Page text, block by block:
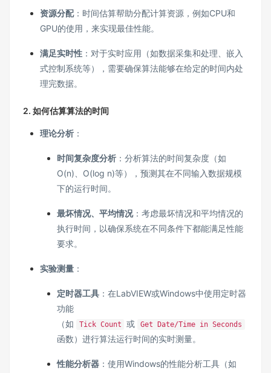
资源分配：时间估算帮助分配计算资源，例如CPU和
GPU的使用，来实现最佳性能。
满足实时性 ：对于实时应用（如数据采集和处理、嵌入
式控制系统等），需要确保算法能够在给定的时间内处
理完数据。
2. 如何估算算法的时间
理论分析 ：
时间复杂度分析 ：分析算法的时间复杂度（如
O(n)、O(log n)等），预测其在不同输入数据规模
下的运行时间。
最坏情况、平均情况：考虑最坏情况和平均情况的
执行时间，以确保系统在不同条件下都能满足性能
要求。
实验测量 ：
定时器工具 ：在LabVIEW或Windows中使用定时器
功能
（如
Tick Count 或 Get Date/Time in Seconds
函数）进行算法运行时间的实时测量。
性能分析器 ：使用Windows的性能分析工具（如